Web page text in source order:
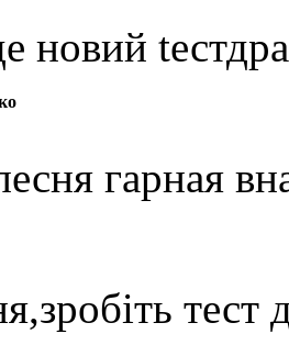
новий
гарная
тест